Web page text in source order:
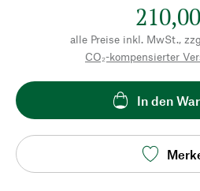
alle Preise inkl. MwSt.,
CO₂-kompensierter
In den